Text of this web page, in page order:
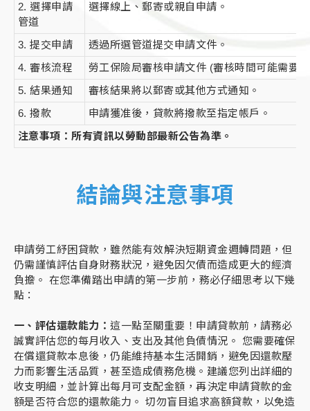
2. 選擇申請
管道
選擇線上、郵寄或親自申請。
3. 提交申請
透過所選管道提交申請文件。
4. 審核流程
勞工保險局審核申請文件 (審核時間可能需要
5. 結果通知
審核結果將以郵寄或其他方式通知。
6. 撥款
申請獲准後，貸款將撥款至指定帳戶。
注意事項：所有資訊以勞動部最新公告為準。
結論與注意事項
申請勞工紓困貸款，雖然能有效解決短期資金週轉問題，但
仍需謹慎評估自身財務狀況，避免因欠債而造成更大的經濟
負擔。 在您準備踏出申請的第一步前，務必仔細思考以下幾
點：
一、評估還款能力：這一點至關重要！申請貸款前，請務必
誠實評估您的每月收入、支出及其他負債情況。 您需要確保
在償還貸款本息後，仍能維持基本生活開銷，避免因還款壓
力而影響生活品質，甚至造成債務危機。建議您列出詳細的
收支明細，並計算出每月可支配金額，再決定申請貸款的金
額是否符合您的還款能力。 切勿盲目追求高額貸款，以免造